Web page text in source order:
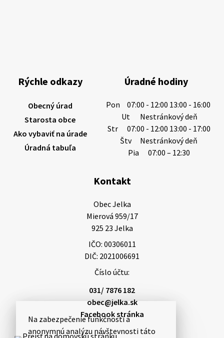
Na zabezpečenie funkčnosti a
anonymnú analýzu návštevnosti táto
Rýchle odkazy
Obecný úrad
Starosta obce
Ako vybaviť na úrade
Úradná tabuľa
Úradné hodiny
Pon
07:00 - 12:00 13:00 - 16:00
Ut
Nestránkový deň
Str
07:00 - 12:00 13:00 - 17:00
Štv
Nestránkový deň
Pia
07:00 – 12:30
Kontakt
Obec Jelka
Mierová 959/17
925 23 Jelka
IČO: 00306011
DIČ: 2021006691
Číslo účtu:
031/ 7876 182
obec@jelka.sk
Facebook stránka